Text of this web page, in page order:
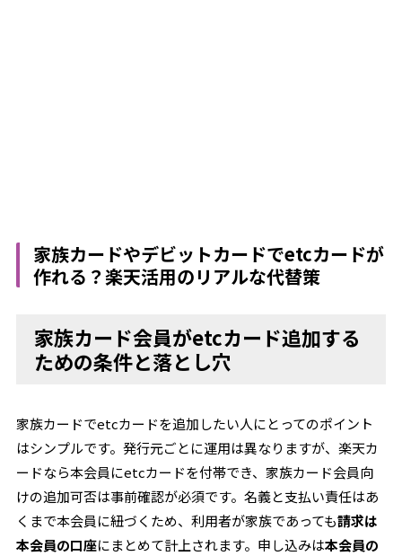
家族カードやデビットカードでetcカードが
作れる？楽天活用のリアルな代替策
家族カード会員がetcカード追加する
ための条件と落とし穴
家族カードでetcカードを追加したい人にとってのポイント
はシンプルです。発行元ごとに運用は異なりますが、楽天カ
ードなら本会員にetcカードを付帯でき、家族カード会員向
けの追加可否は事前確認が必須です。名義と支払い責任はあ
くまで本会員に紐づくため、利用者が家族であっても請求は
本会員の口座にまとめて計上されます。申し込みは本会員の